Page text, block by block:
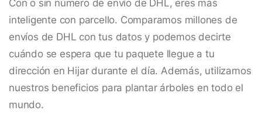
Con o sin número de envío de DHL, eres más
inteligente con parcello. Comparamos millones de
envíos de DHL con tus datos y podemos decirte
cuándo se espera que tu paquete llegue a tu
dirección en Hijar durante el día. Además, utilizamos
nuestros beneficios para plantar árboles en todo el
mundo.